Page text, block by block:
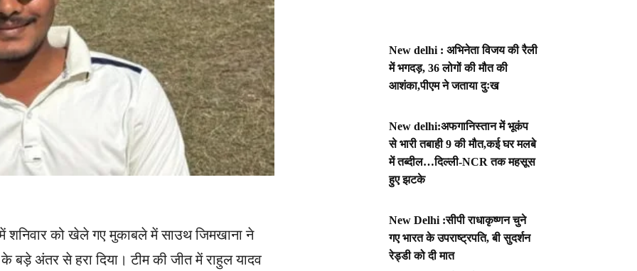
को खेले गए मुकाबले में साउथ जिमखाना ने
बड़े अंतर से हरा दिया। टीम की जीत में राहुल यादव
New delhi : अभिनेता विजय की रैली
में भगदड़, 36 लोगों की मौत की
आशंका,पीएम ने जताया दुःख
New delhi:अफगानिस्तान में भूकंप
से भारी तबाही 9 की मौत,कई घर मलबे
में तब्दील…दिल्ली-NCR तक महसूस
हुए झटके
New Delhi :सीपी राधाकृष्णन चुने
गए भारत के उपराष्ट्रपति, बी सुदर्शन
रेड्डी को दी मात